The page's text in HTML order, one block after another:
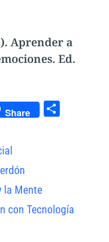
Aprender a
Ed.
Share
ir
la Mente
con Tecnología